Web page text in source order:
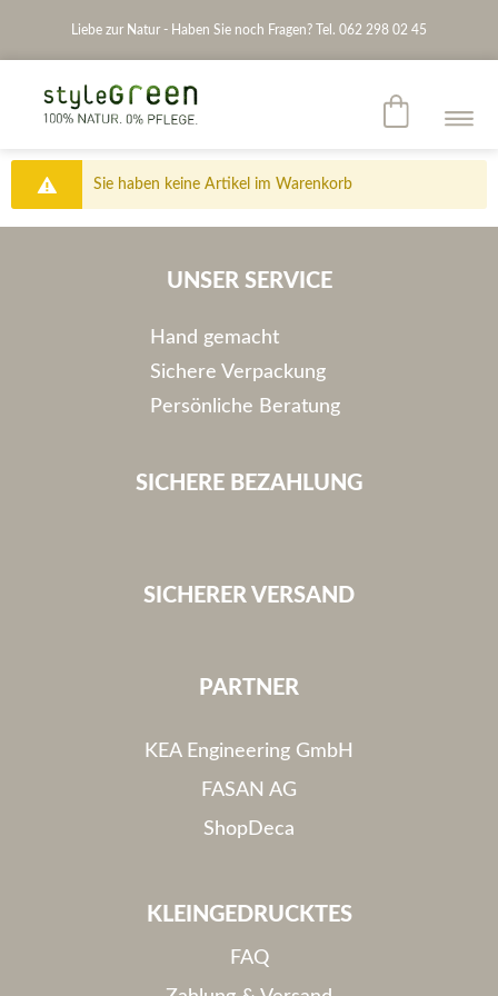
Liebe zur Natur - Haben Sie noch Fragen? Tel. 062 298 02 45
Sie haben keine Artikel im Warenkorb
UNSER SERVICE
Hand gemacht
Sichere Verpackung
Persönliche Beratung
SICHERE BEZAHLUNG
SICHERER VERSAND
PARTNER
KEA Engineering GmbH
FASAN AG
ShopDeca
KLEINGEDRUCKTES
FAQ